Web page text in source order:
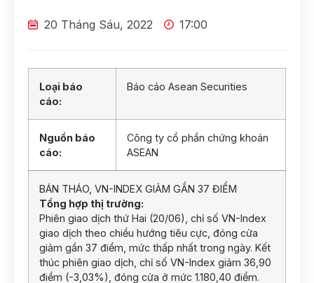
20 Tháng Sáu, 2022 17:00
Loại báo
cáo:
Báo cáo Asean Securities
Nguồn báo
cáo:
Công ty cổ phần chứng khoán
ASEAN
BÁN THÁO, VN-INDEX GIẢM GẦN 37 ĐIỂM
Tổng hợp thị trường:
Phiên giao dịch thứ Hai (20/06), chỉ số VN-Index
giao dịch theo chiều hướng tiêu cực, đóng cửa
giảm gần 37 điểm, mức thấp nhất trong ngày. Kết
thúc phiên giao dịch, chỉ số VN-Index giảm 36,90
điểm (-3,03%), đóng cửa ở mức 1.180,40 điểm.